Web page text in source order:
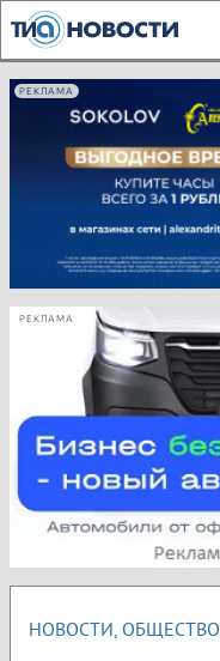
РЕКЛАМА
РЕКЛАМА
НОВОСТИ, ОБЩЕСТВО